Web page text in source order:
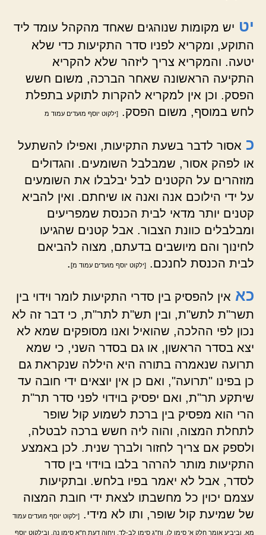
יט יש מקומות שנוהגים שאחד מהקהל עומד ליד
התוקע, ומקריא לפניו סדר התקיעות כדי שלא
יטעה. והמקריא צריך ליזהר שלא להקריא
התקיעה הראשונה שאחר הברכה, משום חשש
הפסק. וכן אין למקריא להקרות לתוקע בתפלת
לחש במוסף, משום הפסק. [ילקוט יוסף מועדים עמוד מ
כ אסור לדבר בשעת התקיעות, ואפילו להשתעל
או לפהק אסור, שמבלבל השומעים. והגדולים
מוזהרים על הקטנים לבל יבלבלו את השומעים
על ידי הילוכם אנה ואנה או שיחתם. ואין להביא
קטנים יותר מדאי לבית הכנסת שמפריעים
ומבלבלים כוונת הצבור. אבל קטנים שהגיעו
לחינוך והם מיושבים בדעתם, מצוה להביאם
לבית הכנסת לחנכם. [ילקוט יוסף מועדים עמוד מ].
כא אין להפסיק בין סדרי התקיעות לומר וידוי בין
תשר"ת לתש"ת, ובין תש"ת לתר"ת, כי דבר זה לא
נכון לפי ההלכה, שהואיל ואנו מסופקים שמא לא
יצא בסדר הראשון, או גם בסדר השני, כי שמא
תרועה שנאמרה בתורה היא היללה שנקראת גם
כן בפינו "תרועה", ואם כן אין יוצאים ידי חובה עד
שיתקע תר"ת, ואם יפסיק בוידוי לפני סדר תר"ת
הרי הוא מפסיק בין ברכת לשמוע קול שופר
לתחלת המצוה, והוה ליה חשש ברכה לבטלה,
ולספק אם צריך לחזור ולברך שנית. לכן באמצע
התקיעות מותר להרהר בלבו בוידוי בין סדר
לסדר, אבל לא יאמר בפיו בלחש. ובתקיעות
עצמם יכוין כל מחשבתו לצאת ידי חובת המצוה
של שמיעת קול שופר, ותו לא מידי. [ילקוט יוסף מועדים עמוד
מא. וביביע אומר חלק א' סימן לו. וח"ג סימן לב-לד. ויחוה דעת ח"א סימן נה. ובילקוט יוסף